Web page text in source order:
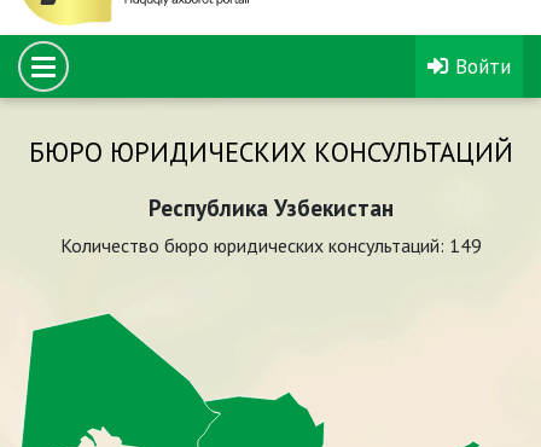
Войти
БЮРО ЮРИДИЧЕСКИХ КОНСУЛЬТАЦИЙ
Республика Узбекистан
Количество бюро юридических консультаций: 149